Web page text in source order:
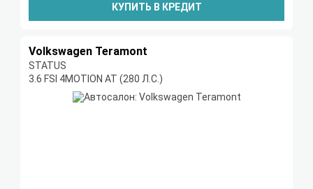
КУПИТЬ В КРЕДИТ
Volkswagen Teramont
STATUS
3.6 FSI 4MOTION AT (280 Л.С.)